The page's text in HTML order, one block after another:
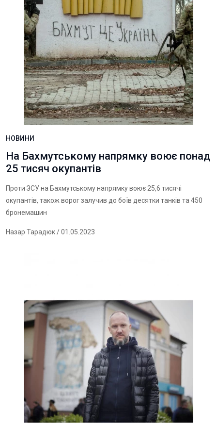
НОВИНИ
На Бахмутському напрямку воює понад
25 тисяч окупантів
Проти ЗСУ на Бахмутському напрямку воює 25,6 тисячі
окупантів, також ворог залучив до боїв десятки танків та 450
бронемашин
Назар Тарадюк/ 01.05.2023